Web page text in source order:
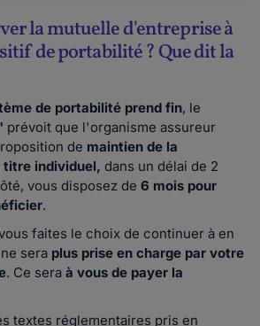
la mutuelle d'entreprise à
de portabilité ? Que dit la
de portabilité prend fin, le
prévoit que l'organisme assureur
de maintien de la
individuel, dans un délai de 2
vous disposez de 6 mois pour
.
faites le choix de continuer à en
sera plus prise en charge par votre
. Ce sera à vous de payer la
textes réglementaires pris en